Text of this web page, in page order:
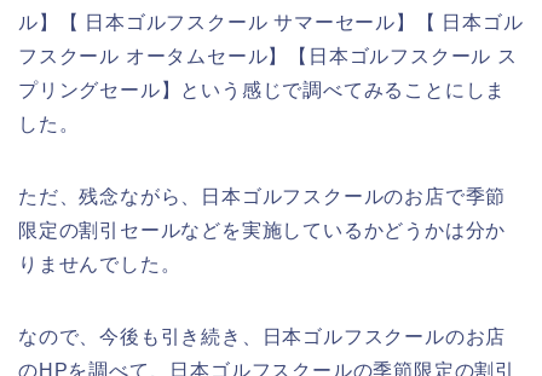
ル】【 日本ゴルフスクール サマーセール】【 日本ゴル
フスクール オータムセール】【日本ゴルフスクール ス
プリングセール】という感じで調べてみることにしま
した。
ただ、残念ながら、日本ゴルフスクールのお店で季節
限定の割引セールなどを実施しているかどうかは分か
りませんでした。
なので、今後も引き続き、日本ゴルフスクールのお店
のHPを調べて、日本ゴルフスクールの季節限定の割引